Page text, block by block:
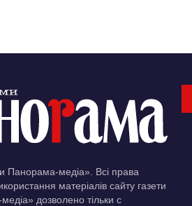
Панорама-медіа». Всі права
матеріалів сайту газети
дозволено тільки c